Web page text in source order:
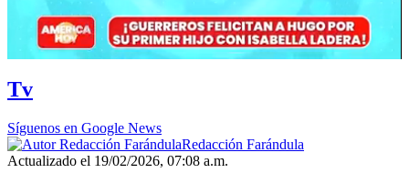
Tv
Síguenos en Google News
Redacción Farándula
Actualizado el 19/02/2026, 07:08 a.m.